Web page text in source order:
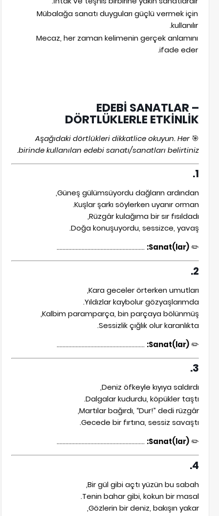
Mübalağa sanatı duyguları güçlü vermek için
kullanılır.
Mecaz, her zaman kelimenin gerçek anlamını
ifade eder.
EDEBİ SANATLAR –
DÖRTLÜKLERLE ETKİNLİK
🎯
Aşağıdaki dörtlükleri dikkatlice okuyun. Her
birinde kullanılan edebi sanatı/sanatları belirtiniz.
1.
Güneş gülümsüyordu dağların ardından,
Kuşlar şarkı söylerken uyanır orman.
Rüzgâr kulağıma bir sır fısıldadı,
Doğa konuşuyordu, sessizce, yavaş.
✏️
Sanat(lar):
............................................................
2.
Kara geceler örterken umutları,
Yıldızlar kaybolur gözyaşlarımda.
Kalbim paramparça, bin parçaya bölünmüş,
Sessizlik çığlık olur karanlıkta.
✏️
Sanat(lar):
............................................................
3.
Deniz öfkeyle kıyıya saldırdı,
Dalgalar kudurdu, köpükler taştı.
Martılar bağırdı, “Dur!” dedi rüzgâr,
Gecede bir fırtına, sessiz savaştı.
✏️
Sanat(lar):
............................................................
4.
Bir gül gibi açtı yüzün bu sabah,
Tenin bahar gibi, kokun bir masal.
Gözlerin bir deniz, bakışın yakar,